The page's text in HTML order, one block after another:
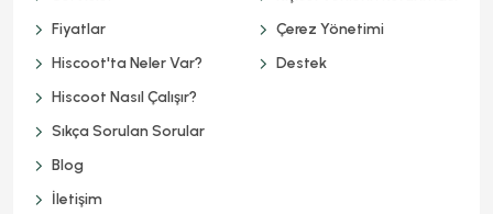
Fiyatlar
Hiscoot'ta Neler Var?
Hiscoot Nasıl Çalışır?
Sıkça Sorulan Sorular
Blog
İletişim
Çerez Yönetimi
Destek